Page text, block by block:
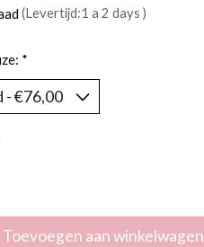
(Levertijd:1 a 2 days )
*
Toevoegen aan winkelwagen